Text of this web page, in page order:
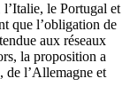
le Portugal et
que l’obligation de
aux réseaux
la proposition a
de l’Allemagne et